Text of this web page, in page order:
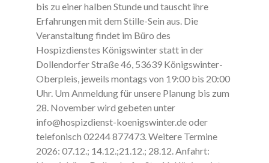
bis zu einer halben Stunde und tauscht ihre
Erfahrungen mit dem Stille-Sein aus. Die
Veranstaltung findet im Büro des
Hospizdienstes Königswinter statt in der
Dollendorfer Straße 46, 53639 Königswinter-
Oberpleis, jeweils montags von 19:00 bis 20:00
Uhr. Um Anmeldung für unsere Planung bis zum
28. November wird gebeten unter
info@hospizdienst-koenigswinter.de oder
telefonisch 02244 877473. Weitere Termine
2026: 07.12.; 14.12.;21.12.; 28.12. Anfahrt: